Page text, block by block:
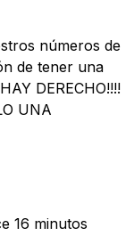
números de
de tener una
DERECHO!!!!
UNA
16 minutos